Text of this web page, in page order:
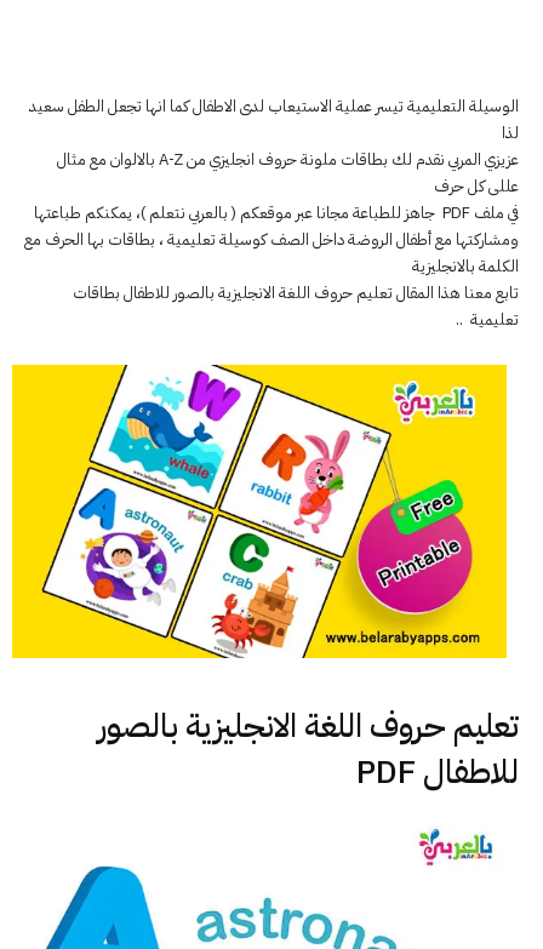
الوسيلة التعليمية تيسر عملية الاستيعاب لدى الاطفال كما انها تجعل الطفل سعيد
لذا
عزيزي المربي نقدم لك بطاقات ملونة حروف انجليزي من A-Z بالالوان مع مثال
عللى كل حرف
في ملف PDF جاهز للطباعة مجانا عبر موقعكم ( بالعربي نتعلم )، يمكنكم طباعتها
ومشاركتها مع أطفال الروضة داخل الصف كوسيلة تعليمية ، بطاقات بها الحرف مع
الكلمة بالانجليزية
تابع معنا هذا المقال تعليم حروف اللغة الانجليزية بالصور للاطفال بطاقات
تعليمية ..
تعليم حروف اللغة الانجليزية بالصور
للاطفال PDF